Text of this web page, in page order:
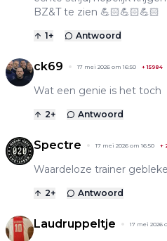
BZ&T te zien 💪🏻💪🏻💪🏻
1+ Antwoord
ck69 17 mei 2026 om 16:50 +15984
Wat een genie is het toch
2+ Antwoord
Spectre 17 mei 2026 om 16:50 +
Waardeloze trainer
2+ Antwoord
Laudruppeltje 17 mei 2026